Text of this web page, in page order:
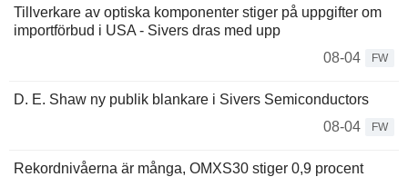
Tillverkare av optiska komponenter stiger på uppgifter om
importförbud i USA - Sivers dras med upp
08-04
FW
D. E. Shaw ny publik blankare i Sivers Semiconductors
08-04
FW
Rekordnivåerna är många, OMXS30 stiger 0,9 procent